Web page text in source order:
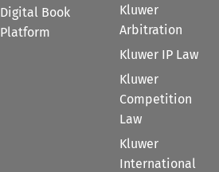
Digital Book
Platform
Kluwer
Arbitration
Kluwer IP Law
Kluwer
Competition
Law
Kluwer
International